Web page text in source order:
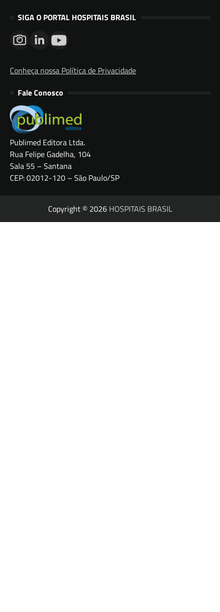
SIGA O PORTAL HOSPITAIS BRASIL
Conheça nossa Política de Privacidade
Fale Conosco
Publimed Editora Ltda.
Rua Felipe Gadelha, 104
Sala 55 – Santana
CEP: 02012-120 – São Paulo/SP
Copyright © 2026 HOSPITAIS BRASIL